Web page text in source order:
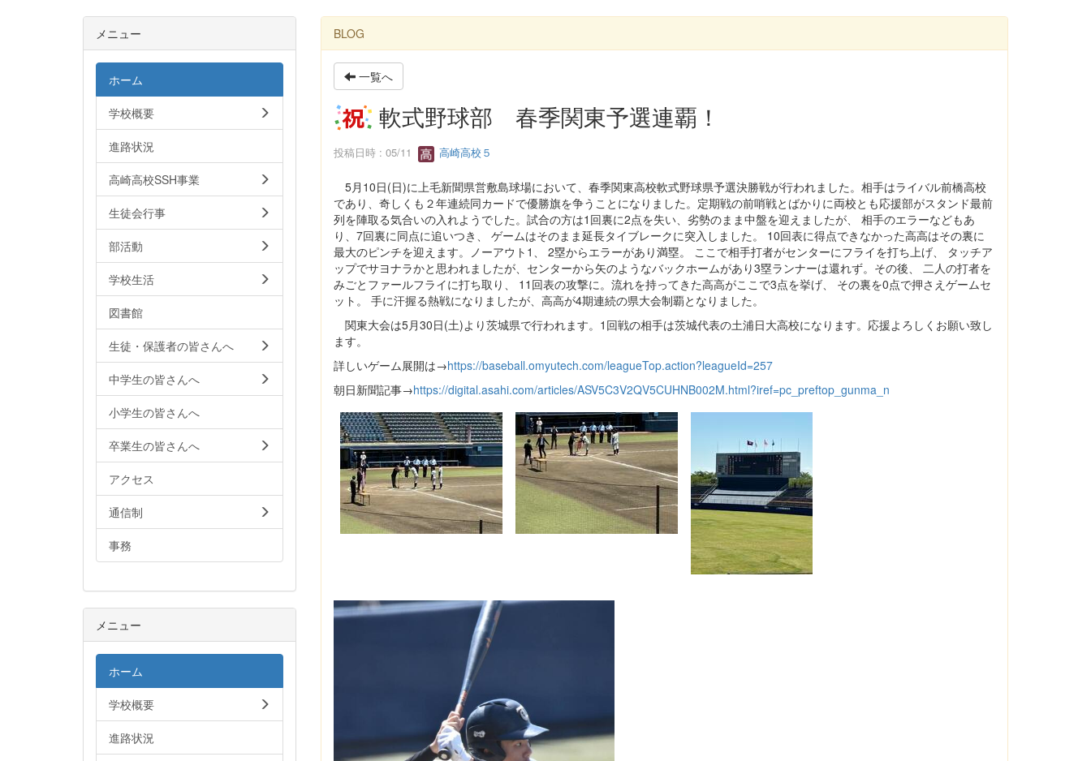
BLOG
一覧へ
軟式野球部 春季関東予選連覇！
投稿日時 : 05/11 高崎高校５
5月10日(日)に上毛新聞県営敷島球場において、春季関東高校軟式野球県予選決勝戦が行われました。相手はライバル前橋高校
であり、奇しくも２年連続同カードで優勝旗を争うことになりました。定期戦の前哨戦とばかりに両校とも応援部がスタンド最前
列を陣取る気合いの入れようでした。試合の方は1回裏に2点を失い、劣勢のまま中盤を迎えましたが、 相手のエラーなどもあ
り、7回裏に同点に追いつき、 ゲームはそのまま延長タイブレークに突入しました。 10回表に得点できなかった高高はその裏に
最大のピンチを迎えます。ノーアウト1、 2塁からエラーがあり満塁。 ここで相手打者がセンターにフライを打ち上げ、 タッチア
ップでサヨナラかと思われましたが、センターから矢のようなバックホームがあり3塁ランナーは還れず。その後、 二人の打者を
みごとファールフライに打ち取り、 11回表の攻撃に。流れを持ってきた高高がここで3点を挙げ、 その裏を0点で押さえゲームセ
ット。 手に汗握る熱戦になりましたが、高高が4期連続の県大会制覇となりました。
関東大会は5月30日(土)より茨城県で行われます。1回戦の相手は茨城代表の土浦日大高校になります。応援よろしくお願い致し
ます。
詳しいゲーム展開は→https://baseball.omyutech.com/leagueTop.action?leagueId=257
朝日新聞記事→https://digital.asahi.com/articles/ASV5C3V2QV5CUHNB002M.html?iref=pc_preftop_gunma_n
メニュー
ホーム
学校概要
進路状況
高崎高校SSH事業
生徒会行事
部活動
学校生活
図書館
生徒・保護者の皆さんへ
中学生の皆さんへ
小学生の皆さんへ
卒業生の皆さんへ
アクセス
通信制
事務
メニュー
ホーム
学校概要
進路状況